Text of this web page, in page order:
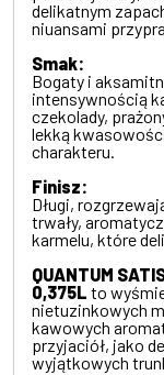
delikatnym
niuansami
Smak:
Bogaty i
intensywnością
czekolady,
lekką
charakteru.
Finisz:
Długi,
trwały,
karmelu, które
QUANTUM
0,375L to
nietuzinkowych
kawowych
przyjaciół, jako
wyjątkowych